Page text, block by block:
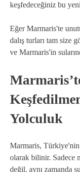
keşfedeceğiniz bu
Eğer Marmaris'te
dalış turları tam size
ve Marmaris'in
Yolculuk
Marmaris,
olarak bilinir. Sadece
değil, aynı zamanda